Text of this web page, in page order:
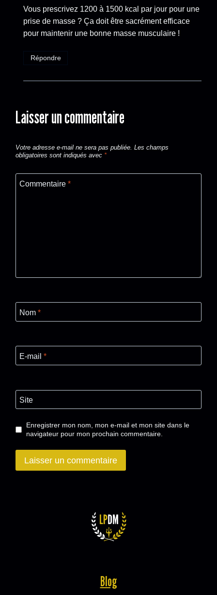
Vous prescrivez 1200 à 1500 kcal par jour pour une
prise de masse ? Ça doit être sacrément efficace
pour maintenir une bonne masse musculaire !
Répondre
Laisser un commentaire
Votre adresse e-mail ne sera pas publiée. Les champs
obligatoires sont indiqués avec *
Commentaire *
Nom *
E-mail *
Site
Enregistrer mon nom, mon e-mail et mon site dans le
navigateur pour mon prochain commentaire.
Blog